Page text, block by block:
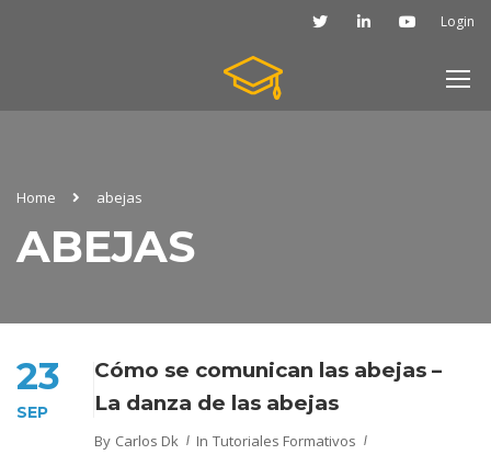
Login
Home abejas
ABEJAS
23
SEP
Cómo se comunican las abejas –
La danza de las abejas
By Carlos Dk In Tutoriales Formativos